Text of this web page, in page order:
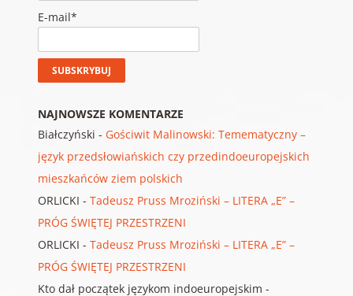
E-mail*
NAJNOWSZE KOMENTARZE
Białczyński - Gościwit Malinowski: Temematyczny –
język przedsłowiańskich czy przedindoeuropejskich
mieszkańców ziem polskich
ORLICKI - Tadeusz Pruss Mroziński – LITERA „E” –
PRÓG ŚWIĘTEJ PRZESTRZENI
ORLICKI - Tadeusz Pruss Mroziński – LITERA „E” –
PRÓG ŚWIĘTEJ PRZESTRZENI
Kto dał początek językom indoeuropejskim -